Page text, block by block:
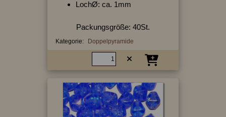
LochØ: ca. 1mm
Packungsgröße: 40St.
Kategorie: Doppelpyramide